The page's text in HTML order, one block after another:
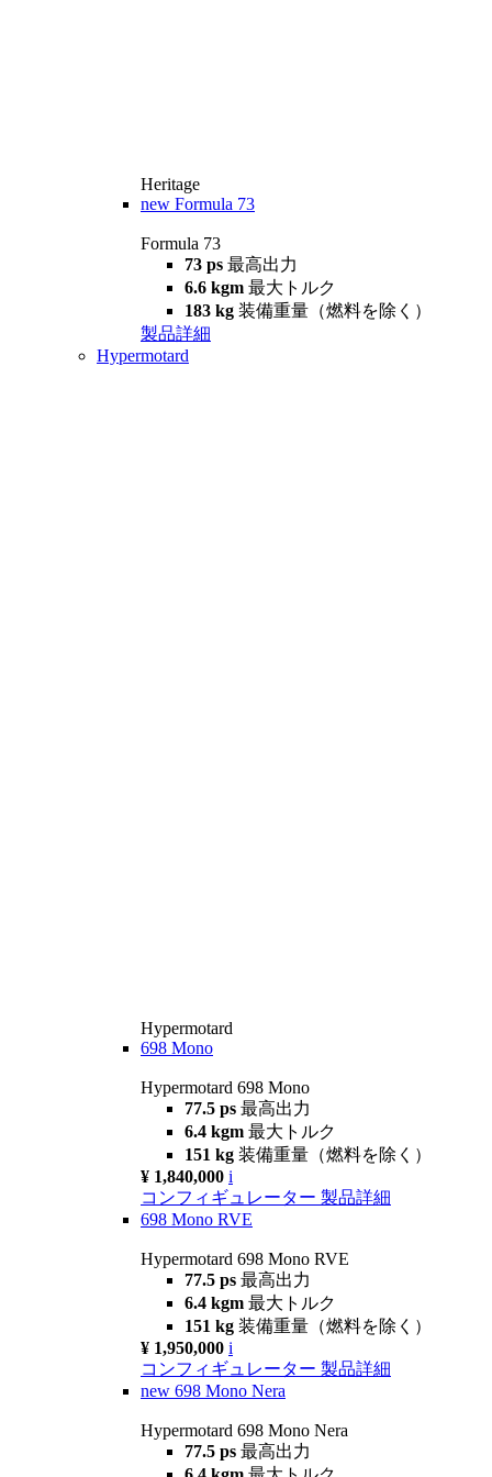
Heritage
new Formula 73
Formula 73
73 ps 最高出力
6.6 kgm 最大トルク
183 kg 装備重量（燃料を除く）
製品詳細
Hypermotard
Hypermotard
698 Mono
Hypermotard 698 Mono
77.5 ps 最高出力
6.4 kgm 最大トルク
151 kg 装備重量（燃料を除く）
¥ 1,840,000 i
コンフィギュレーター 製品詳細
698 Mono RVE
Hypermotard 698 Mono RVE
77.5 ps 最高出力
6.4 kgm 最大トルク
151 kg 装備重量（燃料を除く）
¥ 1,950,000 i
コンフィギュレーター 製品詳細
new 698 Mono Nera
Hypermotard 698 Mono Nera
77.5 ps 最高出力